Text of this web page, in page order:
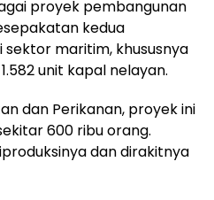
proyek pembangunan
kedua
maritim, khususnya
unit kapal nelayan.
dan Perikanan, proyek ini
600 ribu orang.
dan dirakitnya